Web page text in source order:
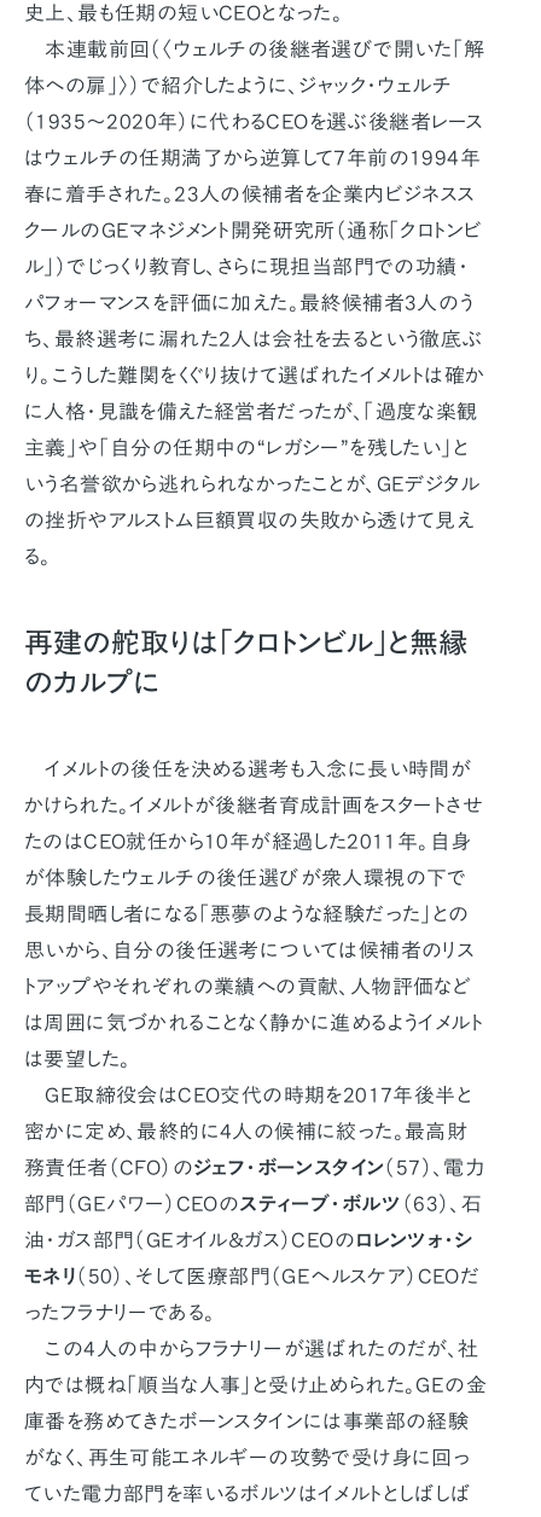
史上、最も任期の短いCEOとなった。
本連載前回（〈ウェルチの後継者選びで開いた「解
体への扉」〉）で紹介したように、ジャック・ウェルチ
（1935〜2020年）に代わるCEOを選ぶ後継者レース
はウェルチの任期満了から逆算して7年前の1994年
春に着手された。23人の候補者を企業内ビジネスス
クールのGEマネジメント開発研究所（通称「クロトンビ
ル」）でじっくり教育し、さらに現担当部門での功績・
パフォーマンスを評価に加えた。最終候補者3人のう
ち、最終選考に漏れた2人は会社を去るという徹底ぶ
り。こうした難関をくぐり抜けて選ばれたイメルトは確か
に人格・見識を備えた経営者だったが、「過度な楽観
主義」や「自分の任期中の“レガシー”を残したい」と
いう名誉欲から逃れられなかったことが、GEデジタル
の挫折やアルストム巨額買収の失敗から透けて見え
る。
再建の舵取りは「クロトンビル」と無縁
のカルプに
イメルトの後任を決める選考も入念に長い時間が
かけられた。イメルトが後継者育成計画をスタートさせ
たのはCEO就任から10年が経過した2011年。自身
が体験したウェルチの後任選びが衆人環視の下で
長期間晒し者になる「悪夢のような経験だった」との
思いから、自分の後任選考については候補者のリス
トアップやそれぞれの業績への貢献、人物評価など
は周囲に気づかれることなく静かに進めるようイメルト
は要望した。
GE取締役会はCEO交代の時期を2017年後半と
密かに定め、最終的に4人の候補に絞った。最高財
務責任者（CFO）のジェフ・ボーンスタイン（57）、電力
部門（GEパワー）CEOのスティーブ・ボルツ （63）、石
油・ガス部門（GEオイル＆ガス）CEOのロレンツォ・シ
モネリ（50）、そして医療部門（GEヘルスケア）CEOだ
ったフラナリーである。
この4人の中からフラナリーが選ばれたのだが、社
内では概ね「順当な人事」と受け止められた。GEの金
庫番を務めてきたボーンスタインには事業部の経験
がなく、再生可能エネルギーの攻勢で受け身に回っ
ていた電力部門を率いるボルツはイメルトとしばしば